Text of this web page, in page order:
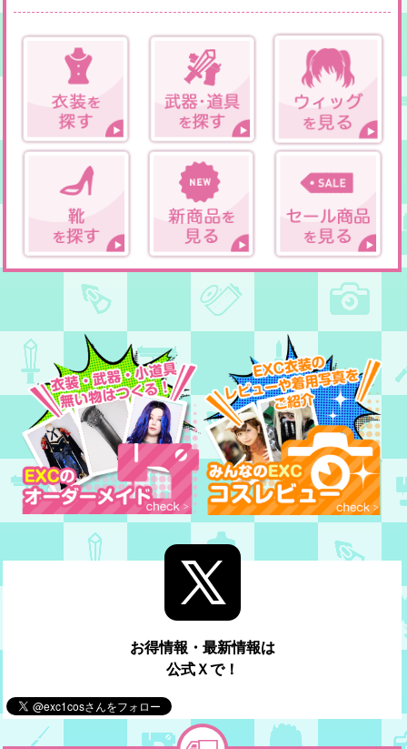
お得情報・最新情報は
公式Ｘで！